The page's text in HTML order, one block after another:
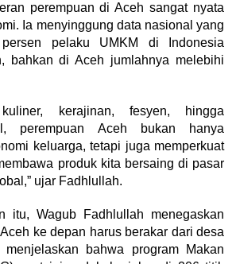
perempuan di Aceh sangat nyata
Ia menyinggung data nasional yang
pelaku UMKM di Indonesia
bahkan di Aceh jumlahnya melebihi
kerajinan, fesyen, hingga
perempuan Aceh bukan hanya
keluarga, tetapi juga memperkuat
produk kita bersaing di pasar
ujar Fadhlullah.
itu, Wagub Fadhlullah menegaskan
ke depan harus berakar dari desa
bahwa program Makan